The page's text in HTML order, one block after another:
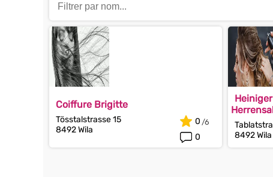
Coiffure Brigitte
Tösstalstrasse 15
8492 Wila
0
0
8492 Wila